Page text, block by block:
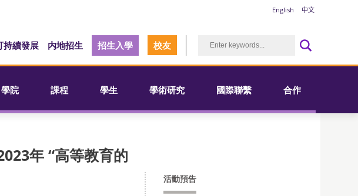
English 中文
持續發展 内地招生 招生入學 校友
學院 課程 學生 學術研究 國際聯繫 合作
年 “高等教育的
活動預告